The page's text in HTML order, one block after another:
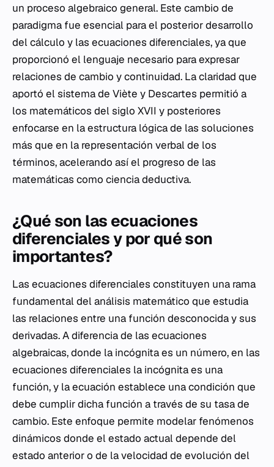
un proceso algebraico general. Este cambio de
paradigma fue esencial para el posterior desarrollo
del cálculo y las ecuaciones diferenciales, ya que
proporcionó el lenguaje necesario para expresar
relaciones de cambio y continuidad. La claridad que
aportó el sistema de Viète y Descartes permitió a
los matemáticos del siglo XVII y posteriores
enfocarse en la estructura lógica de las soluciones
más que en la representación verbal de los
términos, acelerando así el progreso de las
matemáticas como ciencia deductiva.
¿Qué son las ecuaciones
diferenciales y por qué son
importantes?
Las ecuaciones diferenciales constituyen una rama
fundamental del análisis matemático que estudia
las relaciones entre una función desconocida y sus
derivadas. A diferencia de las ecuaciones
algebraicas, donde la incógnita es un número, en las
ecuaciones diferenciales la incógnita es una
función, y la ecuación establece una condición que
debe cumplir dicha función a través de su tasa de
cambio. Este enfoque permite modelar fenómenos
dinámicos donde el estado actual depende del
estado anterior o de la velocidad de evolución del